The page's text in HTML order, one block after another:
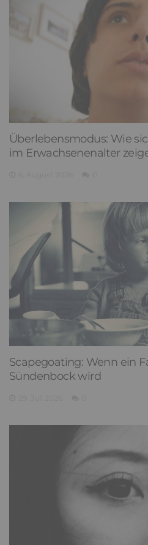
Überlebensmodus: Wie
im Erwachsenenalter
Scapegoating: Wenn ein
Sündenbock wird